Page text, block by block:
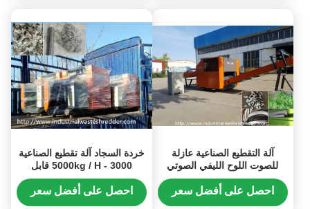
آلة التقطيع الصناعية عازلة
للصوت اللوح الليفي الصوتي
القطن / بطانية القاطع
احصل على أفضل سعر
خردة السجاد آلة تقطيع الصناعية
3000 - 5000kg / H قابل
للتعديل حجم القطع
احصل على أفضل سعر